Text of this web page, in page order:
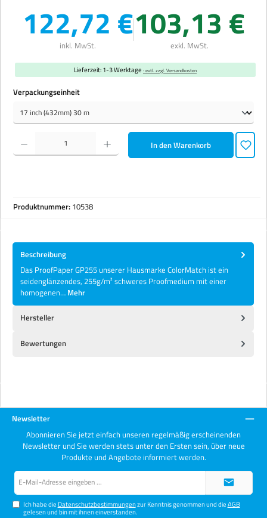
122,72 €
inkl. MwSt.
103,13 €
exkl. MwSt.
Lieferzeit: 1-3 Werktage · evtl. zzgl. Versandkosten
Verpackungseinheitauswählen
Produkt Anzahl: Gib den gewünschten Wert ein oder benutze die Schaltflächen um die Anzahl zu
In den Warenkorb
Produktnummer: 10538
Beschreibung
Das ProofPaper GP255 unserer Hausmarke ColorMatch ist ein
seidenglänzendes, 255g/m² schweres Proofmedium mit einer
homogenen… Mehr
Hersteller
Bewertungen
Newsletter
Abonnieren Sie jetzt einfach unseren regelmäßig erscheinenden
Newsletter und Sie werden stets unter den Ersten sein, über neue
Produkte und Angebote informiert werden.
Ich habe die Datenschutzbestimmungenzur Kenntnis genommen und dieAGB
gelesen und bin mit ihnen einverstanden.